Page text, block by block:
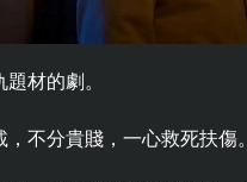
材的劇。
不分貴賤，一心救死扶傷。